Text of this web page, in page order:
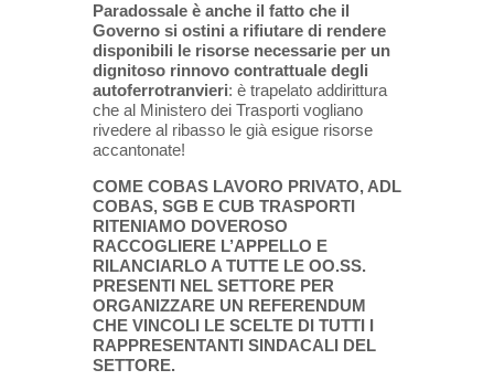
Paradossale è anche il fatto che il
Governo si ostini a rifiutare di rendere
disponibili le risorse necessarie per un
dignitoso rinnovo contrattuale degli
autoferrotranvieri: è trapelato addirittura
che al Ministero dei Trasporti vogliano
rivedere al ribasso le già esigue risorse
accantonate!
COME COBAS LAVORO PRIVATO, ADL
COBAS, SGB E CUB TRASPORTI
RITENIAMO DOVEROSO
RACCOGLIERE L’APPELLO E
RILANCIARLO A TUTTE LE OO.SS.
PRESENTI NEL SETTORE PER
ORGANIZZARE UN REFERENDUM
CHE VINCOLI LE SCELTE DI TUTTI I
RAPPRESENTANTI SINDACALI DEL
SETTORE.